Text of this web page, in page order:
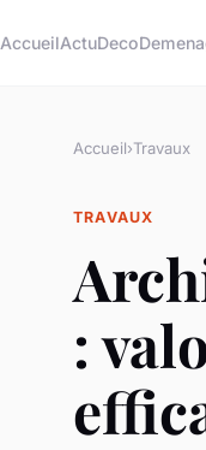
AccueilActuDeco
Accueil›Travaux
TRAVAUX
: